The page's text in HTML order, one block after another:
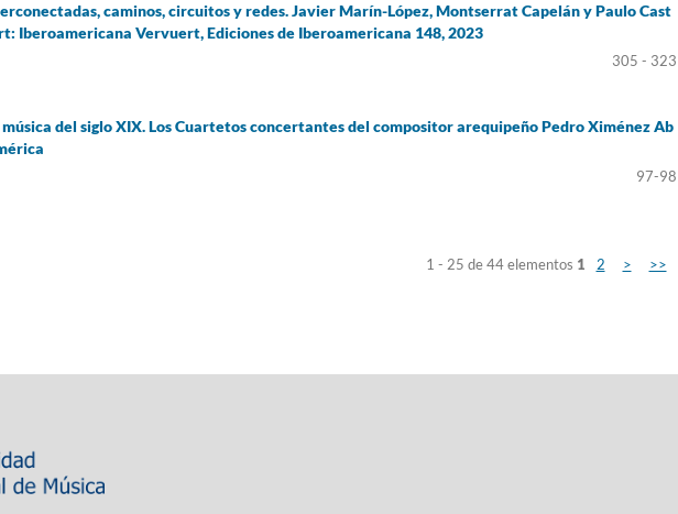
caminos, circuitos y redes. Javier Marín-López, Montserrat Capelán y Paulo Cast
Iberoamericana Vervuert, Ediciones de Iberoamericana 148, 2023
305 - 323
del siglo XIX. Los Cuartetos concertantes del compositor arequipeño Pedro Ximénez Ab
97-98
1 - 25 de 44 elementos 1 2 > >>